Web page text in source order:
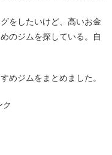
をしたいけど、高いお金
のジムを探している。自
めジムをまとめました。
ク